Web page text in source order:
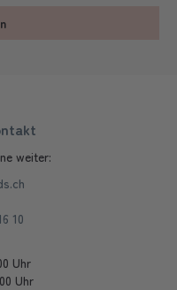
weiter:
10
Uhr
Uhr